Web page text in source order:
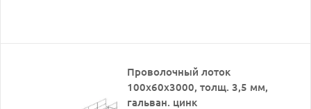
Проволочный лоток
100х60х3000, толщ. 3,5 мм,
гальван. цинк